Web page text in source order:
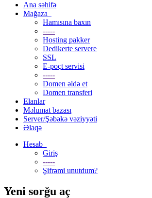
Ana səhifə
Mağaza
Hamısına baxın
-----
Hosting pakker
Dedikerte servere
SSL
E-poçt servisi
-----
Domen əldə et
Domen transferi
Elanlar
Məlumat bazası
Server/Şəbəkə vəziyyəti
Əlaqə
Hesab
Giriş
-----
Şifrəmi unutdum?
Yeni sorğu aç